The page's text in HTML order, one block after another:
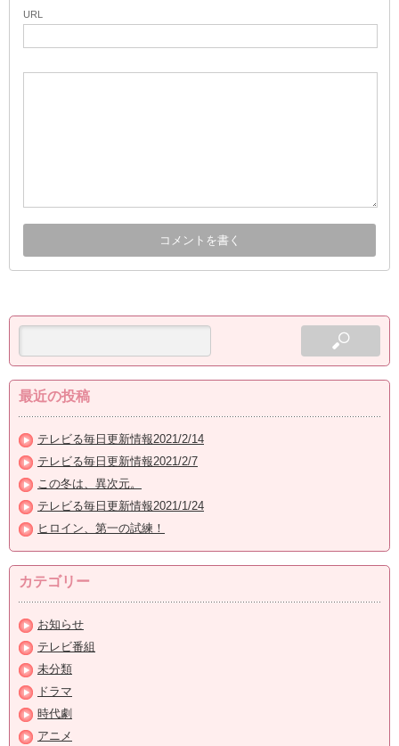
URL
最近の投稿
テレビる毎日更新情報2021/2/14
テレビる毎日更新情報2021/2/7
この冬は、異次元。
テレビる毎日更新情報2021/1/24
ヒロイン、第一の試練！
カテゴリー
お知らせ
テレビ番組
未分類
ドラマ
時代劇
アニメ